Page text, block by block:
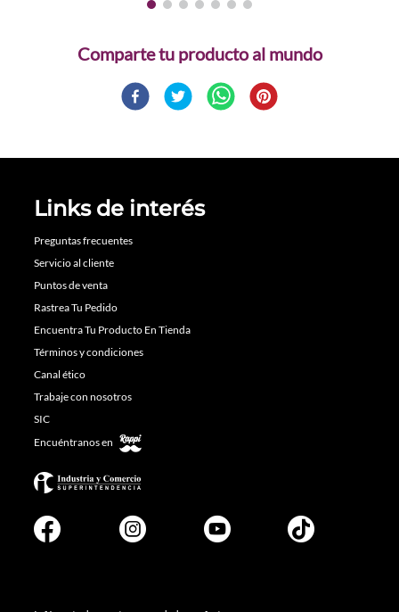
Comparte
Links de interés
Preguntas frecuentes
Servicio al cliente
Puntos de venta
Rastrea Tu Pedido
Encuentra Tu Producto En Tienda
Términos y condiciones
Canal ético
Trabaje con nosotros
SIC
Encuéntranos en